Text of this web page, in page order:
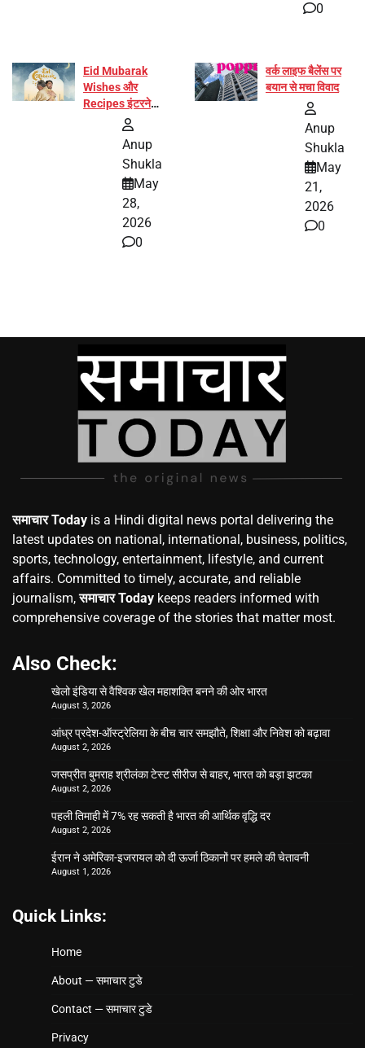
0
Eid Mubarak
Wishes और
Recipes इंटरनेट
पर हुईं वायरल
Anup
Shukla
May
28,
2026
0
वर्क लाइफ बैलेंस पर
बयान से मचा विवाद
Anup
Shukla
May
21,
2026
0
समाचार Today is a Hindi digital news portal delivering the
latest updates on national, international, business, politics,
sports, technology, entertainment, lifestyle, and current
affairs. Committed to timely, accurate, and reliable
journalism,समाचार Today keeps readers informed with
comprehensive coverage of the stories that matter most.
Also Check:
खेलो इंडिया से वैश्विक खेल महाशक्ति बनने की ओर भारत
August 3, 2026
आंध्र प्रदेश-ऑस्ट्रेलिया के बीच चार समझौते, शिक्षा और निवेश को बढ़ावा
August 2, 2026
जसप्रीत बुमराह श्रीलंका टेस्ट सीरीज से बाहर, भारत को बड़ा झटका
August 2, 2026
पहली तिमाही में 7% रह सकती है भारत की आर्थिक वृद्धि दर
August 2, 2026
ईरान ने अमेरिका-इजरायल को दी ऊर्जा ठिकानों पर हमले की चेतावनी
August 1, 2026
Quick Links:
Home
About — समाचार टुडे
Contact — समाचार टुडे
Privacy